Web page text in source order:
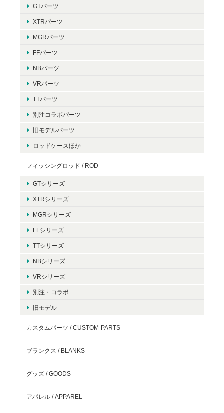
GTパーツ
XTRパーツ
MGRパーツ
FFパーツ
NBパーツ
VRパーツ
TTパーツ
別注コラボパーツ
旧モデルパーツ
ロッドケースほか
フィッシングロッド / ROD
GTシリーズ
XTRシリーズ
MGRシリーズ
FFシリーズ
TTシリーズ
NBシリーズ
VRシリーズ
別注・コラボ
旧モデル
カスタムパーツ / CUSTOM-PARTS
ブランクス / BLANKS
グッズ / GOODS
アパレル / APPAREL